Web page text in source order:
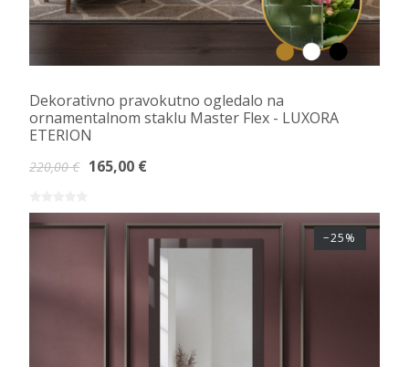
Dekorativno pravokutno ogledalo na
ornamentalnom staklu Master Flex - LUXORA
ETERION
220,00 € 165,00 €
−25%